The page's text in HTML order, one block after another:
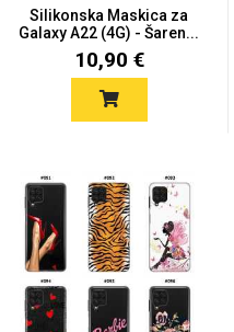
Silikonska Maskica za
Galaxy A22 (4G) - Šaren...
10,90 €